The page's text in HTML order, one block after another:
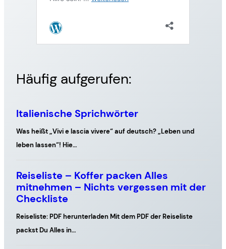
Häufig aufgerufen: